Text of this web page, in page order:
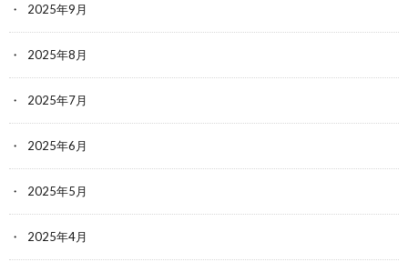
2025年9月
2025年8月
2025年7月
2025年6月
2025年5月
2025年4月